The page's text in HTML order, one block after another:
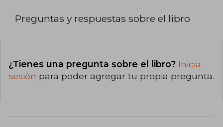
Preguntas y respuestas sobre el libro
¿Tienes una pregunta sobre el libro? Inicia
sesión para poder agregar tu propia pregunta.